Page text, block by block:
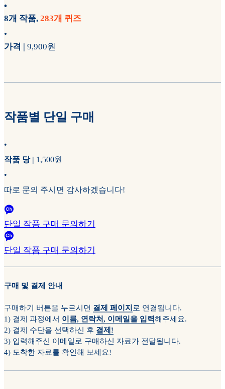
•
8개 작품, 283개 퀴즈
•
가격 | 9,900원
작품별 단일 구매
•
작품 당 | 1,500원
•
따로 문의 주시면 감사하겠습니다!
단일 작품 구매 문의하기
단일 작품 구매 문의하기
구매 및 결제 안내
구매하기 버튼을 누르시면 결제 페이지 로 연결됩니다.
1) 결제 과정에서 이름, 연락처, 이메일을 입력해주세요.
2) 결제 수단을 선택하신 후 결제!
3) 입력해주신 이메일로 구매하신 자료가 전달됩니다.
4) 도착한 자료를 확인해 보세요!